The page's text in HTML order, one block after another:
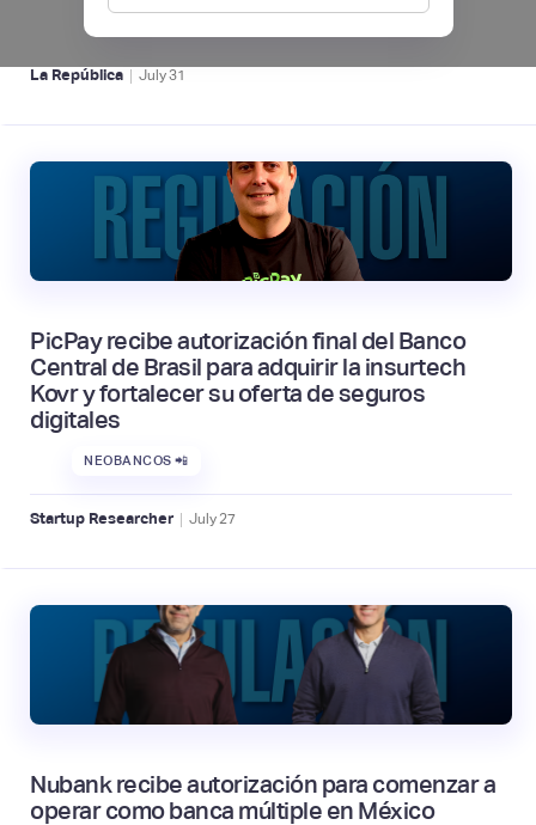
NEOBANCOS 📲
La República | July31
PicPay recibe autorización final del Banco
Central de Brasil para adquirir la insurtech
Kovr y fortalecer su oferta de seguros
digitales
NEOBANCOS 📲
Startup Researcher | July 27
Nubank recibe autorización para comenzar a
operar como banca múltiple en México